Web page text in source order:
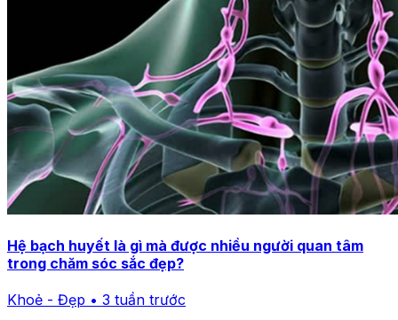
Hệ bạch huyết là gì mà được nhiều người quan tâm
trong chăm sóc sắc đẹp?
Khoẻ - Đẹp • 3 tuần trước